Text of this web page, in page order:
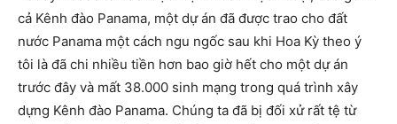
cả Kênh đào Panama, một dự án đã được trao cho đất
nước Panama một cách ngu ngốc sau khi Hoa Kỳ theo ý
tôi là đã chi nhiều tiền hơn bao giờ hết cho một dự án
trước đây và mất 38.000 sinh mạng trong quá trình xây
dựng Kênh đào Panama. Chúng ta đã bị đối xử rất tệ từ